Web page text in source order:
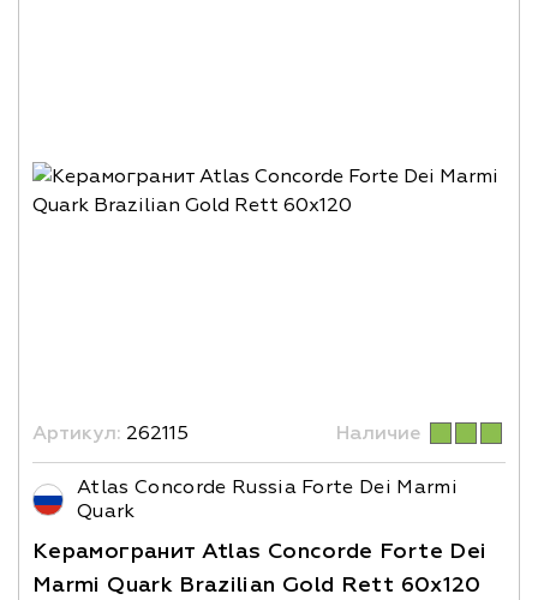
Артикул: 262115 Наличие
Atlas Concorde Russia Forte Dei Marmi
Quark
Керамогранит Atlas Concorde Forte Dei
Marmi Quark Brazilian Gold Rett 60x120